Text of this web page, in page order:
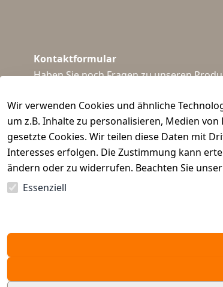
Wir verwenden Cookies und ähnliche
um z.B. Inhalte zu personalisieren, Medien
gesetzte Cookies. Wir teilen diese Daten mit
Interesses erfolgen. Die Zustimmung kann
ändern oder zu widerrufen. Beachten Sie unser
Essenziell
Kontaktformular
Haben Sie noch Fragen zu unseren